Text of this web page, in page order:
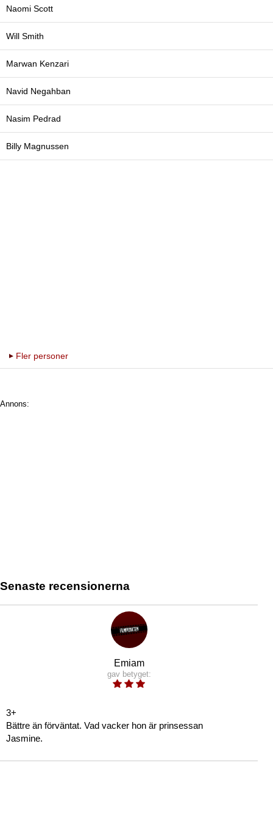
Naomi Scott
Will Smith
Marwan Kenzari
Navid Negahban
Nasim Pedrad
Billy Magnussen
Fler personer
Annons:
Senaste recensionerna
Emiam
gav betyget:
3+
Bättre än förväntat. Vad vacker hon är prinsessan
Jasmine.